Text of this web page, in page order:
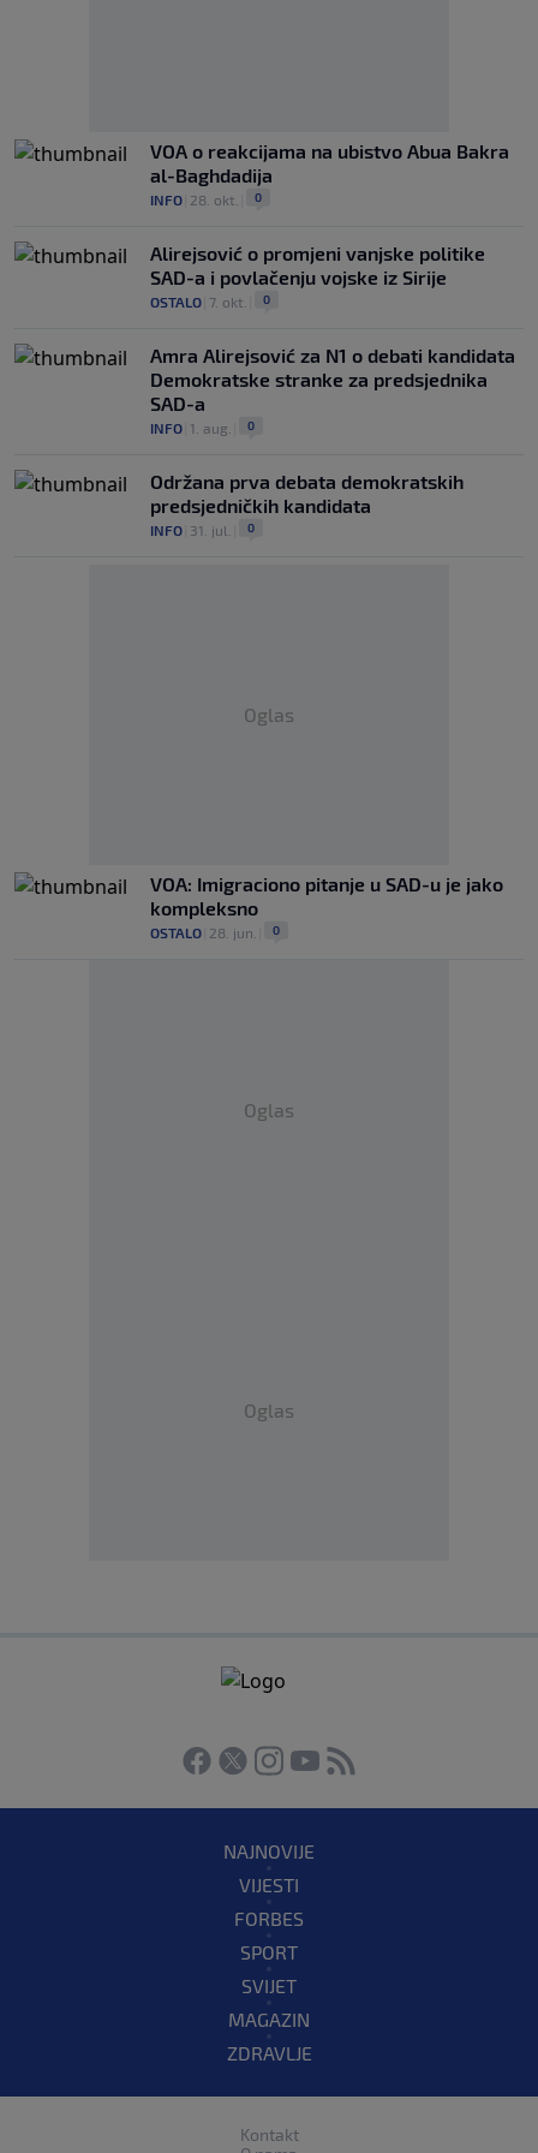
VOA o reakcijama na ubistvo Abua Bakra
al-Baghdadija
INFO 28. okt. 0
Alirejsović o promjeni vanjske politike
SAD-a i povlačenju vojske iz Sirije
OSTALO 7. okt. 0
Amra Alirejsović za N1 o debati kandidata
Demokratske stranke za predsjednika
SAD-a
INFO 1. aug. 0
Održana prva debata demokratskih
predsjedničkih kandidata
INFO 31. jul. 0
Oglas
VOA: Imigraciono pitanje u SAD-u je jako
kompleksno
OSTALO 28. jun. 0
Oglas
Oglas
NAJNOVIJE
VIJESTI
FORBES
SPORT
SVIJET
MAGAZIN
ZDRAVLJE
Kontakt